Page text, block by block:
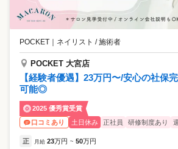
POCKET ネイリスト / 施術者
POCKET 大宮店
【経験者優遇】23万円〜/安心の社保
可能◎
2025 優秀賞受賞
口コミあり
土日休み 正社員 研修制度あり
正 月給 23万円 ~ 50万円